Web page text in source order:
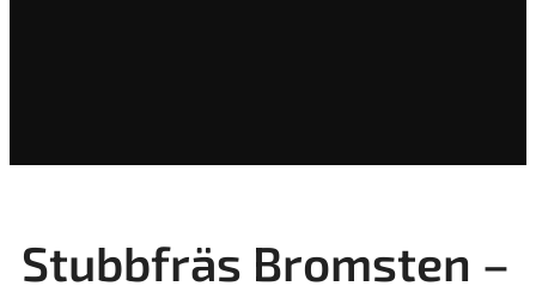
Stubbfräs Bromsten –